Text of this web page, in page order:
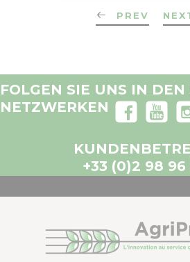
PREV
FOLGEN SIE UNS IN DEN
NETZWERKEN
+33 (0)2 98 96